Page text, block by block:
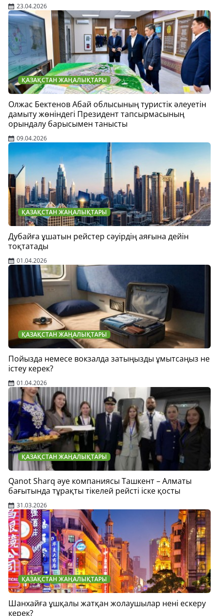
23.04.2026
ҚАЗАҚСТАН ЖАҢАЛЫҚТАРЫ
Олжас Бектенов Абай облысының туристік әлеуетін
дамыту жөніндегі Президент тапсырмасының
орындалу барысымен танысты
09.04.2026
ҚАЗАҚСТАН ЖАҢАЛЫҚТАРЫ
Дубайға ұшатын рейстер сәуірдің аяғына дейін
тоқтатады
01.04.2026
ҚАЗАҚСТАН ЖАҢАЛЫҚТАРЫ
Пойызда немесе вокзалда затыңызды ұмытсаңыз не
істеу керек?
01.04.2026
ҚАЗАҚСТАН ЖАҢАЛЫҚТАРЫ
Qanot Sharq әуе компаниясы Ташкент – Алматы
бағытында тұрақты тікелей рейсті іске қосты
31.03.2026
ҚАЗАҚСТАН ЖАҢАЛЫҚТАРЫ
Шанхайға ұшқалы жатқан жолаушылар нені ескеру
керек?